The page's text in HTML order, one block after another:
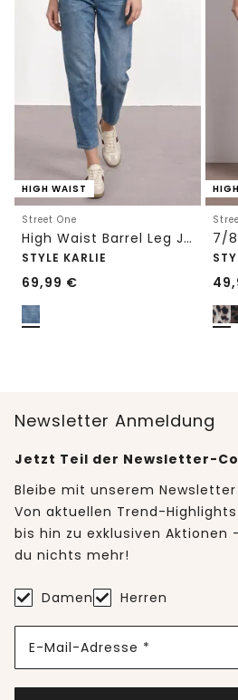
HIGH WAIST
Street One
High Waist Barrel Leg Jeans im Loose Fit
STYLE KARLIE
69,99 €
Newsletter Anmeldung
Jetzt Teil der Newsletter-
Bleibe mit unserem
Von aktuellen Trend-
bis hin zu exklusiven
du nichts mehr!
Damen Herren
E-Mail-Adresse *